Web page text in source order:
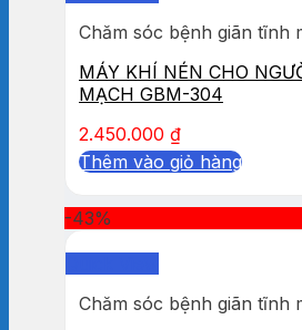
Chăm sóc bệnh giãn tĩnh
MÁY KHÍ NÉN CHO
MẠCH GBM-304
2.450.000 ₫
Thêm vào giỏ hàng
-43%
Chăm sóc bệnh giãn tĩnh